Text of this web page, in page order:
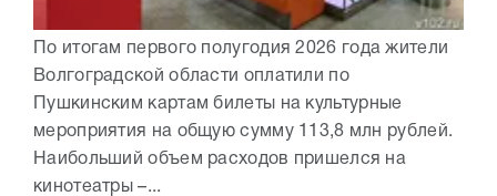
По итогам первого полугодия 2026 года жители
Волгоградской области оплатили по
Пушкинским картам билеты на культурные
мероприятия на общую сумму 113,8 млн рублей.
Наибольший объем расходов пришелся на
кинотеатры –...